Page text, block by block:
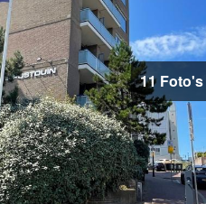
11 Foto's